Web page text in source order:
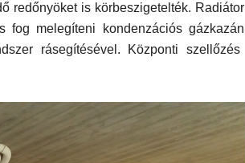
redőnyöket is körbeszigetelték. Radiátor
fog melegíteni
kondenzációs gázkazán
rásegítésével .
Központi szellőzés